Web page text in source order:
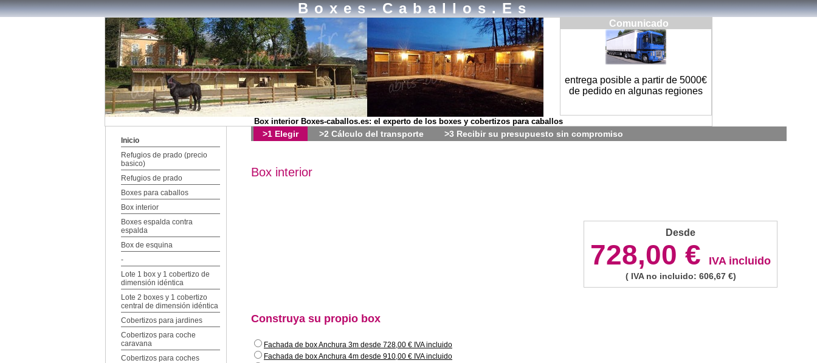
Boxes-Caballos.es
Comunicado
entrega posible a partir de 5000€
de pedido en algunas regiones
Box interior Boxes-caballos.es: el experto de los boxes y cobertizos para caballos
Inicio
Refugios de prado (precio
basico)
Refugios de prado
Boxes para caballos
Box interior
Boxes espalda contra
espalda
Box de esquina
-
Lote 1 box y 1 cobertizo de
dimensión idéntica
Lote 2 boxes y 1 cobertizo
central de dimensión idéntica
Cobertizos para jardines
Cobertizos para coche
caravana
Cobertizos para coches
>1 Elegir >2 Cálculo del transporte >3 Recibir su presupuesto sin compromiso
Box interior
Desde
728,00 € IVA incluido
( IVA no incluido: 606,67 €)
Construya su propio box
Fachada de box Anchura 3m desde 728,00 € IVA incluido
Fachada de box Anchura 4m desde 910,00 € IVA incluido